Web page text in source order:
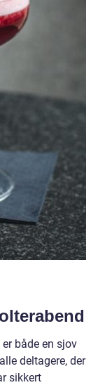
både en sjov
deltagere, der
sikkert